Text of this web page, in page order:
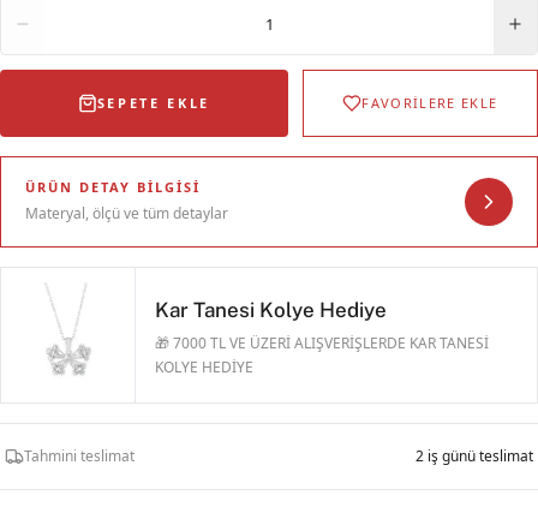
1
SEPETE EKLE FAVORİLERE EKLE
ÜRÜN DETAY BILGISI
Materyal, ölçü ve tüm detaylar
Kar Tanesi Kolye Hediye
🎁 7000 TL VE ÜZERİ ALIŞVERİŞLERDE KAR TANESİ
KOLYE HEDİYE
Tahmini teslimat 2 iş günü teslimat